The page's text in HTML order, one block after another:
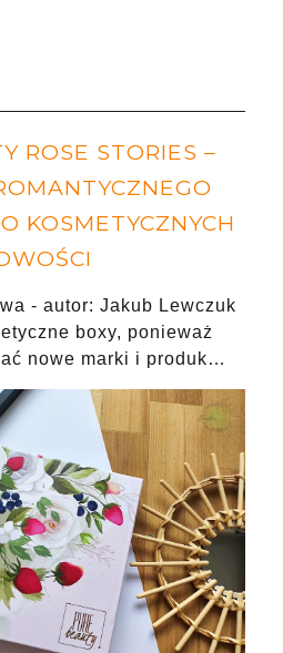
ROSE STORIES –
KOSMETYCZNYCH
- autor: Jakub Lewczuk
boxy, ponieważ
nowe marki i produk…